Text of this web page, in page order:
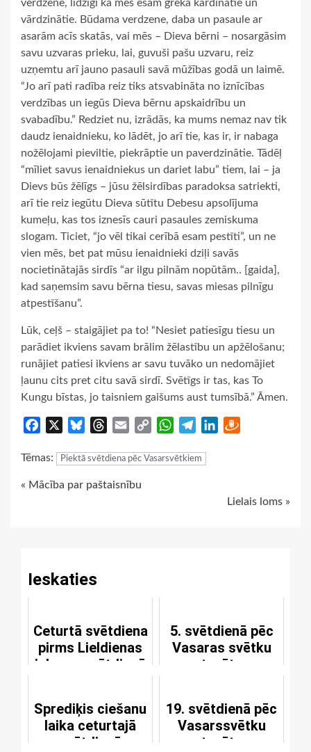
verdzene, līdzīgi kā mēs esam grēka kārdinātie un
vārdzinātie. Būdama verdzene, daba un pasaule ar
asarām acīs skatās, vai mēs – Dieva bērni – nosargāsim
savu uzvaras prieku, lai, guvuši pašu uzvaru, reiz
uzņemtu arī jauno pasauli savā mūžības godā un laimē.
“Jo arī pati radība reiz tiks atsvabināta no iznīcības
verdzības un iegūs Dieva bērnu apskaidrību un
svabadību.” Redziet nu, izrādās, ka mums nemaz nav tik
daudz ienaidnieku, ko lādēt, jo arī tie, kas ir, ir nabaga
nožēlojami pieviltie, piekrāptie un paverdzinātie. Tādēļ
“mīliet savus ienaidniekus un dariet labu” tiem, lai – ja
Dievs būs žēlīgs – jūsu žēlsirdības paradoksa satriekti,
arī tie reiz iegūtu Dieva sūtītu Debesu apsolījuma
kumeļu, kas tos iznesīs cauri pasaules zemiskuma
slogam. Ticiet, “jo vēl tikai cerībā esam pestīti”, un ne
vien mēs, bet pat mūsu ienaidnieki dziļi savās
nocietinātajās sirdīs “ar ilgu pilnām nopūtām.. [gaida],
kad saņemsim savu bērna tiesu, savas miesas pilnīgu
atpestīšanu”.
Lūk, ceļš – staigājiet pa to! “Nesiet patiesīgu tiesu un
parādiet ikviens savam brālim žēlastību un apžēlošanu;
runājiet patiesi ikviens ar savu tuvāko un nedomājiet
ļaunu cits pret citu savā sirdī. Svētīgs ir tas, kas To
Kungu bīstas, jo taisniem gaišums aust tumsībā.” Āmen.
Facebook BlueskyThreads
Email
Copy
WhatsApp
TelegramLinkedIn
Tēmas: Piektā svētdiena pēc Vasarsvētkiem
Continue
« Mācība par paštaisnību
Lielais loms »
Ieskaties
Ceturtā svētdiena
pirms Lieldienas
jeb acu svētdienā
5. svētdienā pēc
Vasaras svētku
atsvētes
Sprediķis ciešanu
laika ceturtajā
svētdienā
19. svētdienā pēc
Vasarssvētku
atsvētes